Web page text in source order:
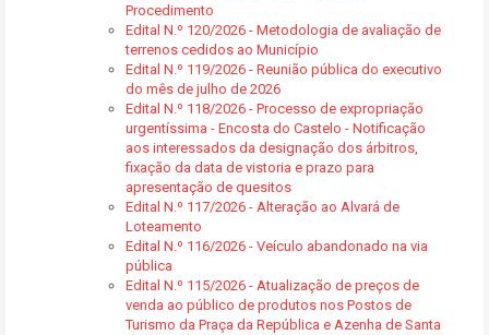
Procedimento
Edital N.º 120/2026 - Metodologia de avaliação de
terrenos cedidos ao Município
Edital N.º 119/2026 - Reunião pública do executivo
do mês de julho de 2026
Edital N.º 118/2026 - Processo de expropriação
urgentíssima - Encosta do Castelo - Notificação
aos interessados da designação dos árbitros,
fixação da data de vistoria e prazo para
apresentação de quesitos
Edital N.º 117/2026 - Alteração ao Alvará de
Loteamento
Edital N.º 116/2026 - Veículo abandonado na via
pública
Edital N.º 115/2026 - Atualização de preços de
venda ao público de produtos nos Postos de
Turismo da Praça da República e Azenha de Santa